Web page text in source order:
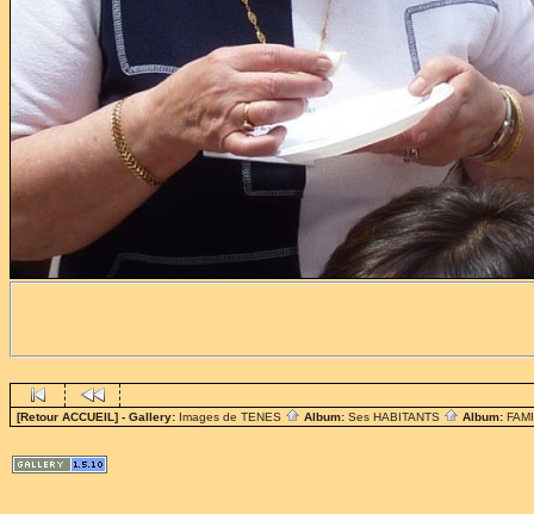
[Retour ACCUEIL] - Gallery: Images de TENES Album: Ses HABITANTS Album: